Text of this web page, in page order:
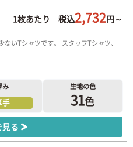
1枚あたり 税込2,732円～
いTシャツです。 スタッフTシャツ、
み
手
生地の色
31色
見る